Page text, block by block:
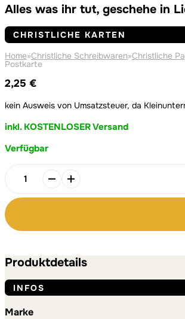
Alles was ihr tut, geschehe in
CHRISTLICHE KARTEN
Home»Christliche Schreibwaren»Christliche
Postkarte
2,25 €
kein Ausweis von Umsatzsteuer, da
inkl. KOSTENLOSER Versand
Verfügbar
Alles
was
tut,
geschehe
Liebe,
Korinther
16,
14
Produktdetails
INFOS
Marke